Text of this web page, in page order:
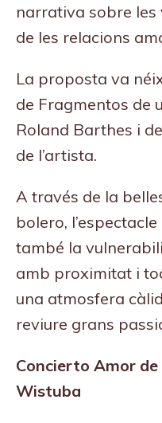
narrativa sobre les
de les relacions
La proposta va
de Fragmentos de
Roland Barthes i
de l’artista.
A través de la
bolero,
també la
amb proximitat i
una atmosfera
reviure grans
Concierto Amor
Wistuba